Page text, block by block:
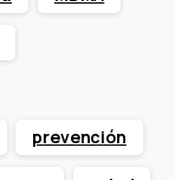
prevención